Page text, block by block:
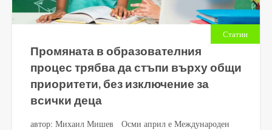
Статии
Промяната в образователния
процес трябва да стъпи върху общи
приоритети, без изключение за
всички деца
автор: Михаил Мишев Осми април е Международен